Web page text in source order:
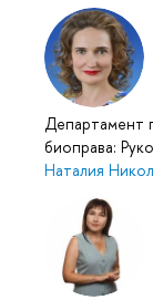
Департамент
биоправа:
Наталия